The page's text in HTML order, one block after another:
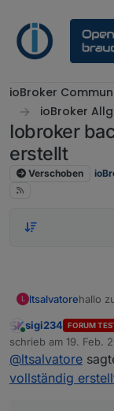
ioBroker
ioBroker
Iobroker
erstellt
Verschoben
L ltsalvatorehallo
aber
Online
sigi234 FORUM
schrieb am 19. Feb.
zuletzt editiert von
@ltsalvatore
vollständig